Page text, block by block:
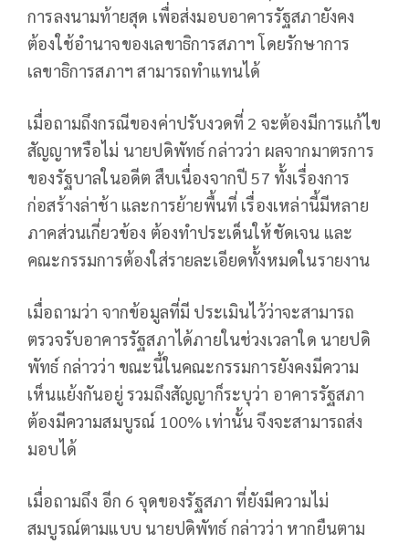
การลงนามท้ายสุด เพื่อส่งมอบอาคารรัฐสภายังคง
ต้องใช้อำนาจของเลขาธิการสภาฯ โดยรักษาการ
เลขาธิการสภาฯ สามารถทำแทนได้
เมื่อถามถึงกรณีของค่าปรับงวดที่ 2 จะต้องมีการแก้ไข
สัญญาหรือไม่ นายปดิพัทธ์ กล่าวว่า ผลจากมาตรการ
ของรัฐบาลในอดีต สืบเนื่องจากปี 57 ทั้งเรื่องการ
ก่อสร้างล่าช้า และการย้ายพื้นที่ เรื่องเหล่านี้มีหลาย
ภาคส่วนเกี่ยวข้อง ต้องทำประเด็นให้ชัดเจน และ
คณะกรรมการต้องใส่รายละเอียดทั้งหมดในรายงาน
เมื่อถามว่า จากข้อมูลที่มี ประเมินไว้ว่าจะสามารถ
ตรวจรับอาคารรัฐสภาได้ภายในช่วงเวลาใด นายปดิ
พัทธ์ กล่าวว่า ขณะนี้ในคณะกรรมการยังคงมีความ
เห็นแย้งกันอยู่ รวมถึงสัญญาก็ระบุว่า อาคารรัฐสภา
ต้องมีความสมบูรณ์ 100% เท่านั้น จึงจะสามารถส่ง
มอบได้
เมื่อถามถึง อีก 6 จุดของรัฐสภา ที่ยังมีความไม่
สมบูรณ์ตามแบบ นายปดิพัทธ์ กล่าวว่า หากยืนตาม